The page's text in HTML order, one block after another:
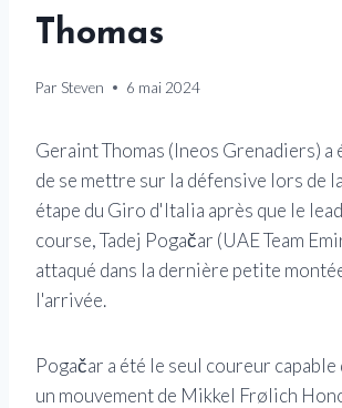
Thomas
Par Steven 6 mai 2024
Geraint Thomas (Ineos Grenadiers)
de se mettre sur la défensive lors de
étape du Giro d'Italia après que le
course, Tadej Pogačar (UAE Team
attaqué dans la dernière petite
l'arrivée.
Pogačar a été le seul coureur capable
un mouvement de Mikkel Frølich